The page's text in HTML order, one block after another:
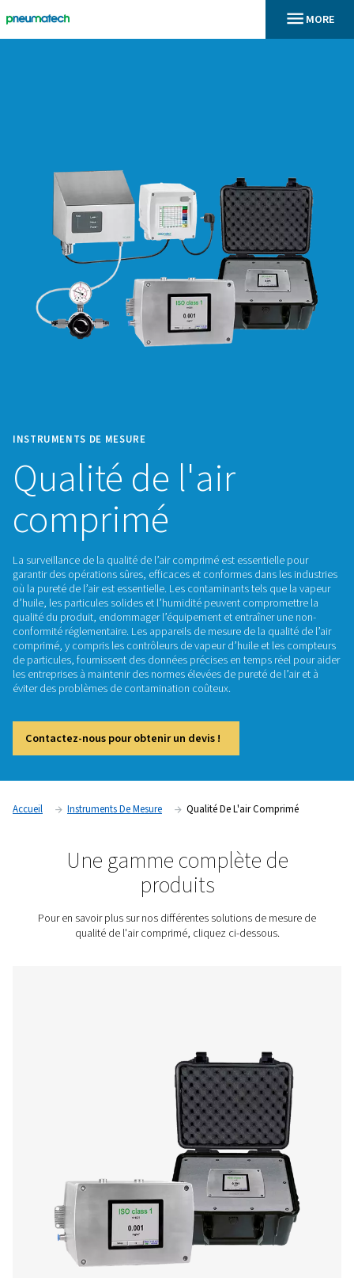
Qualité de l'air
comprimé
La surveillance de la qualité de l’air comprimé est
garantir des opérations sûres, efficaces et conformes dans
où la pureté de l’air est essentielle. Les contaminants tels
d’huile, les particules solides et l’humidité peuvent
comprimé, y compris les contrôleurs de vapeur d’huile et
éviter des problèmes de contamination coûteux.
Contactez-nous pour obtenir un devis !
Une gamme complète
produits
Pour en savoir plus sur nos différentes solutions de
qualité de l'air comprimé, cliquez ci-dessous.